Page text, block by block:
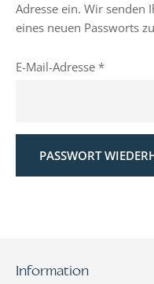
Adresse ein. Wir senden
eines neuen Passworts
E-Mail-Adresse
PASSWORT
Information